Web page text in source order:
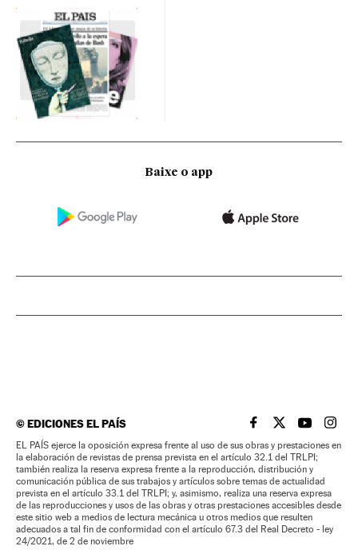
Baixe o app
©EDICIONES EL PAÍS EL PAÍS BRASIL EN
EL PAÍSEL PAÍS
EL
EL PAÍS ejerce la oposición expresa frente al uso de sus obras y prestaciones en
la elaboración de revistas de prensa prevista en el artículo 32.1 del TRLPI;
también realiza la reserva expresa frente a la reproducción, distribución y
comunicación pública de sus trabajos y artículos sobre temas de actualidad
prevista en el artículo 33.1 del TRLPI; y, asimismo, realiza una reserva expresa
de las reproducciones y usos de las obras y otras prestaciones accesibles desde
este sitio web a medios de lectura mecánica u otros medios que resulten
adecuados a tal fin de conformidad con el artículo 67.3 del Real Decreto - ley
24/2021, de 2 de noviembre